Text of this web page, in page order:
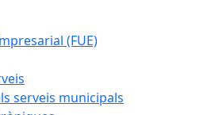
(FUE)
serveis municipals